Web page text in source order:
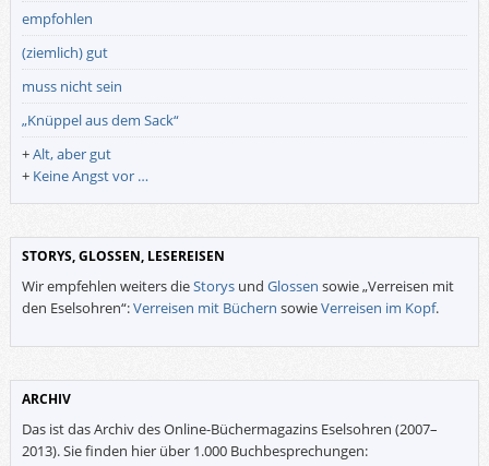
empfohlen
(ziemlich) gut
muss nicht sein
„Knüppel aus dem Sack“
+Alt, aber gut
+ Keine Angst vor …
STORYS, GLOSSEN, LESEREISEN
Wir empfehlen weiters dieStorysund Glossen sowie „Verreisen mit
den Eselsohren“:Verreisen mit Büchern sowieVerreisen im Kopf.
ARCHIV
Das ist das Archiv des Online-Büchermagazins Eselsohren (2007–
2013). Sie finden hier über 1.000 Buchbesprechungen: